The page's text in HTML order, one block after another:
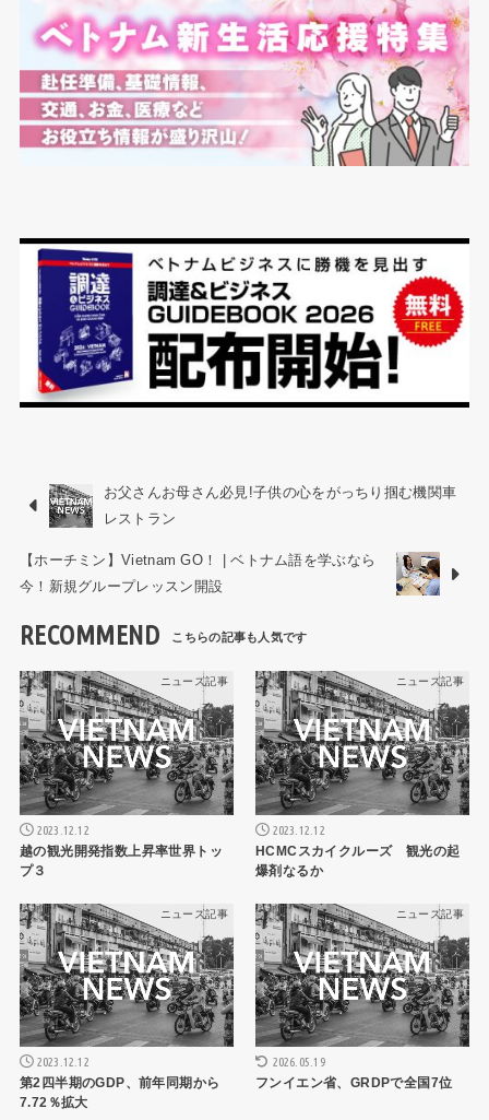
お父さんお母さん必見!子供の心をがっちり掴む機関車
レストラン
【ホーチミン】Vietnam GO！ | ベトナム語を学ぶなら
今！新規グループレッスン開設
RECOMMEND
ニュース記事
2023.12.12
越の観光開発指数上昇率世界トッ
プ３
ニュース記事
2023.12.12
HCMCスカイクルーズ 観光の起
爆剤なるか
ニュース記事
2023.12.12
第2四半期のGDP、前年同期から
7.72％拡大
ニュース記事
2026.05.19
フンイエン省、GRDPで全国7位